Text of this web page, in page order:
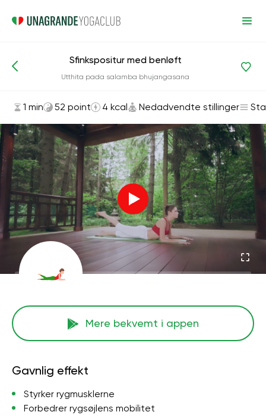
Asanas og øvelser Nedadvendte stillinger
Sfinkspositur med benløft
Utthita pada salamba bhujangasana
1 min 52 point 4 kcal Nedadvendte stillinger
Mere bekvemt i appen
Gavnlig effekt
Styrker rygmusklerne
Forbedrer rygsøjlens mobilitet